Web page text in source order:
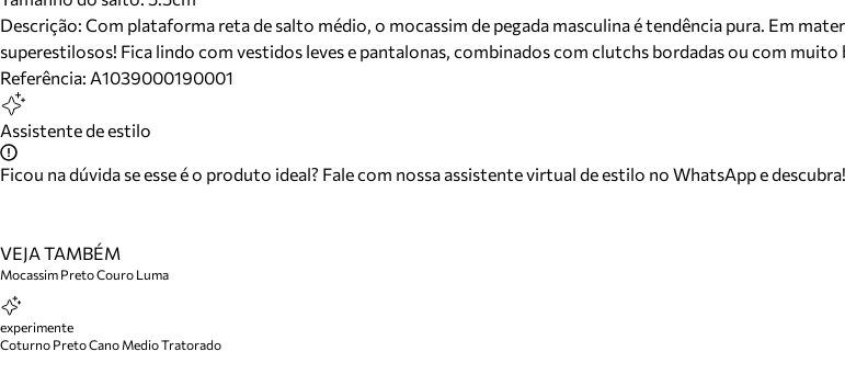
Descrição: Com plataforma reta de salto médio, o mocassim de pegada masculina é tendência pura. Em
superestilosos! Fica lindo com vestidos leves e pantalonas, combinados com clutchs bordadas ou com muito
Referência: A1039000190001
Assistente de estilo
Ficou na dúvida se esse é o produto ideal? Fale com nossa assistente virtual de estilo no WhatsApp e descubra!
VEJA TAMBÉM
Mocassim Preto Couro Luma
experimente
Coturno Preto Cano Medio Tratorado